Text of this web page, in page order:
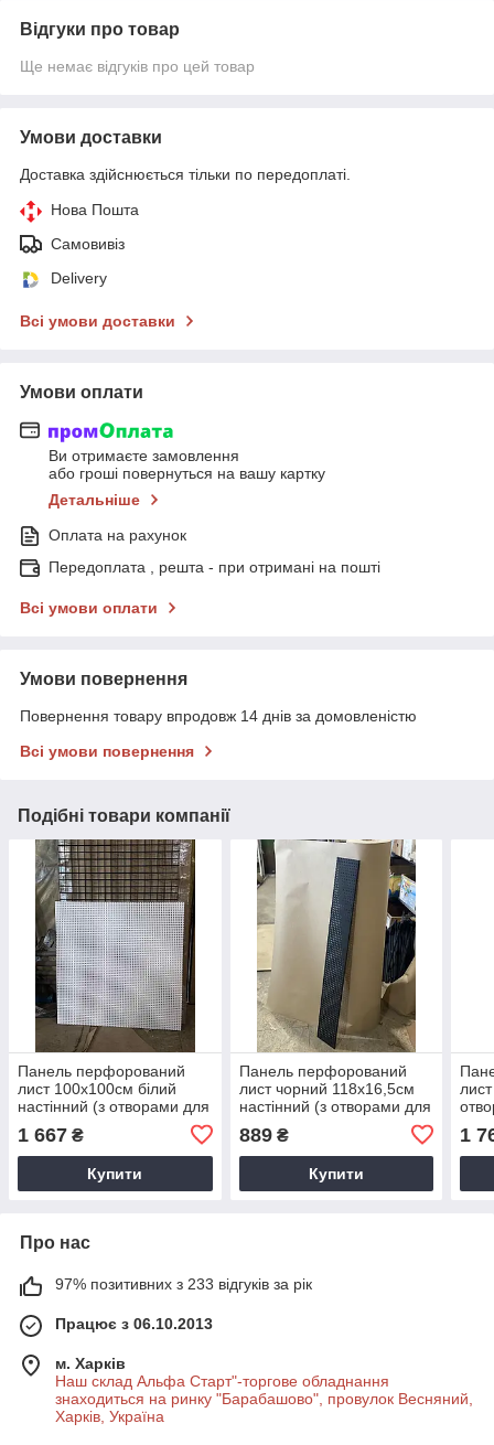
Відгуки про товар
Ще немає відгуків про цей товар
Умови доставки
Доставка здійснюється тільки по передоплаті.
Нова Пошта
Самовивіз
Delivery
Всі умови доставки
Умови оплати
Ви отримаєте замовлення
або гроші повернуться на вашу картку
Детальніше
Оплата на рахунок
Передоплата , решта - при отримані на пошті
Всі умови оплати
Умови повернення
Повернення товару впродовж 14 днів за домовленістю
Всі умови повернення
Подібні товари компанії
Панель перфорований
лист 100х100см білий
настінний (з отворами для
1 667 ₴
Купити
Панель перфорований
лист чорний 118х16,5см
настінний (з отворами для
889₴
Купити
1
Про нас
97% позитивних з 233 відгуків за рік
Працює з 06.10.2013
м. Харків
Наш склад Альфа Старт"-торгове обладнання
знаходиться на ринку "Барабашово", провулок Весняний,
Харків, Україна